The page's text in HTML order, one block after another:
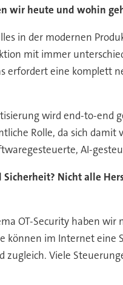
wir heute und wohin
in der modernen
mit immer
erfordert eine komplett
wird end-to-end
Rolle, da sich damit
AI-
Nicht alle
OT-Security haben
können im Internet eine
zugleich. Viele